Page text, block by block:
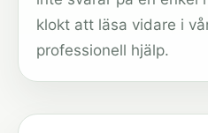
klokt att läsa vidare i
professionell hjälp.